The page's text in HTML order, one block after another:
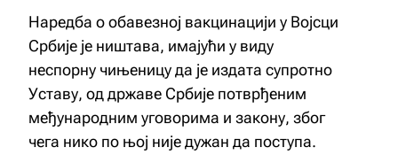
Наредба о обавезној вакцинацији у Војсци
Србије је ништава, имајући у виду
неспорну чињеницу да је издата супротно
Уставу, од државе Србије потврђеним
међународним уговорима и закону, због
чега нико по њој није дужан да поступа.